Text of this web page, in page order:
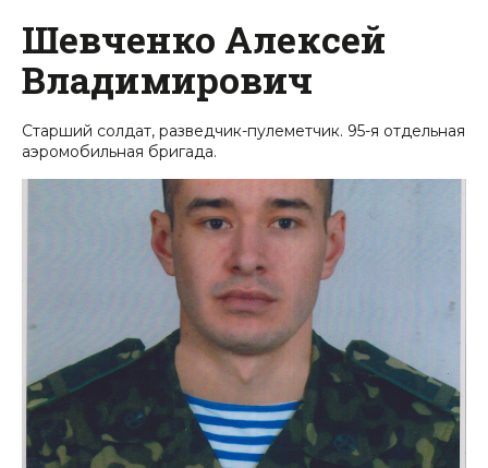
Шевченко Алексей
Владимирович
Старший солдат, разведчик-пулеметчик. 95-я отдельная
аэромобильная бригада.